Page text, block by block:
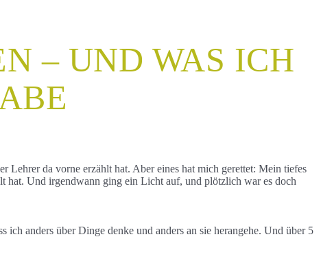
– UND WAS ICH
Lehrer da vorne erzählt hat. Aber eines hat mich gerettet: Mein tiefes
hat. Und irgendwann ging ein Licht auf, und plötzlich war es doch
anders über Dinge denke und anders an sie herangehe. Und über 5